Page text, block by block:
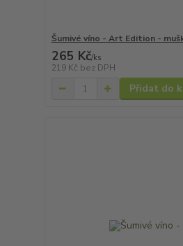
Šumivé víno - Art Edition -
265 Kč/ks
219 Kč bez DPH
Přidat do